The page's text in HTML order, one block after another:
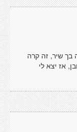
בך שיר, זה קרה
אז יצא לי